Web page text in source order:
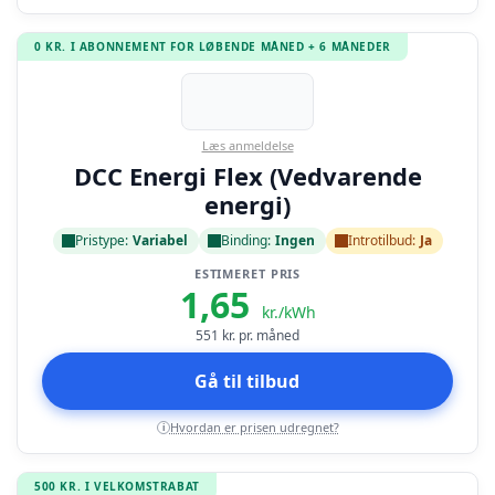
0 KR. I ABONNEMENT FOR LØBENDE MÅNED + 6 MÅNEDER
Læs anmeldelse
DCC Energi Flex (Vedvarende
energi)
Pristype: Variabel Binding: Ingen Introtilbud: Ja
ESTIMERET PRIS
1,65 kr./kWh
551 kr. pr. måned
Gå til tilbud
i Hvordan er prisen udregnet?
500 KR. I VELKOMSTRABAT